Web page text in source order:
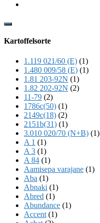
Show
Content
Kartoffelsorte
1.119 021/60 (E) (1)
1.480 009/58 (E) (1)
1.81 203-92N (1)
1.82 202-92N (2)
11-79 (2)
1786c(50) (1)
2149c(18) (2)
2151b(31) (1)
3.010 020/70 (N+B) (1)
A 1 (1)
A 3 (1)
A 84 (1)
Aamisepa varajane (1)
Aba (1)
Abnaki (1)
Abred (1)
Abundance (1)
Accent (1)